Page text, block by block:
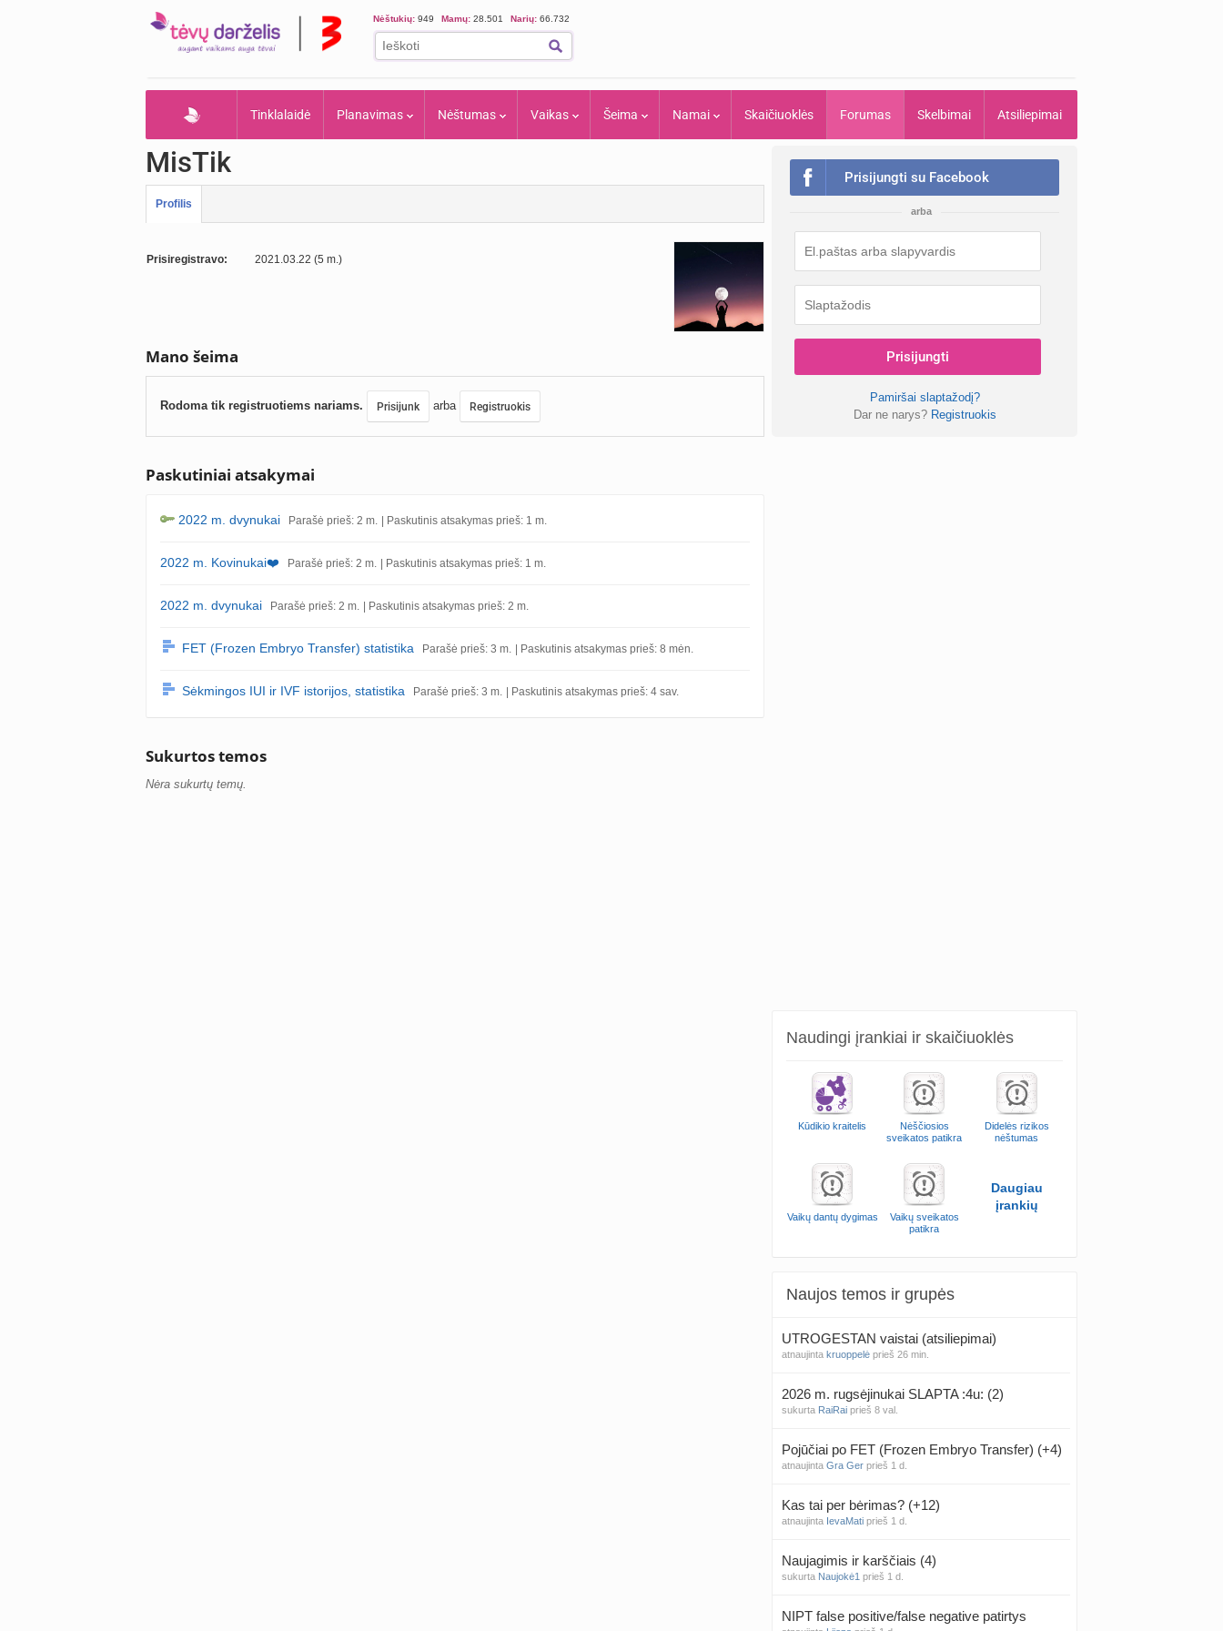
Nėštukių: 949 Mamų: 28.501 Narių: 66.732
Tinklalaidė Planavimas Nėštumas Vaikas Šeima Namai Skaičiuoklės Forumas Skelbimai Atsiliepimai
MisTik
Profilis
Prisiregistravo: 2021.03.22 (5 m.)
Mano šeima
Rodoma tik registruotiems nariams. Prisijunk arba Registruokis
Paskutiniai atsakymai
2022 m. dvynukai Parašė prieš: 2 m. | Paskutinis atsakymas prieš: 1 m.
2022 m. Kovinukai❤️ Parašė prieš: 2 m. | Paskutinis atsakymas prieš: 1 m.
2022 m. dvynukai Parašė prieš: 2 m. | Paskutinis atsakymas prieš: 2 m.
FET (Frozen Embryo Transfer) statistika Parašė prieš: 3 m. | Paskutinis atsakymas prieš: 8 mėn.
Sėkmingos IUI ir IVF istorijos, statistika Parašė prieš: 3 m. | Paskutinis atsakymas prieš: 4 sav.
Sukurtos temos
Nėra sukurtų temų.
Prisijungti su Facebook
arba
Prisijungti
Pamiršai slaptažodį?
Dar ne narys? Registruokis
Naudingi įrankiai ir skaičiuoklės
Kūdikio kraitelis
Nėščiosios
sveikatos patikra
Didelės rizikos
nėštumas
Vaikų dantų dygimas
Vaikų sveikatos
patikra
Daugiau
įrankių
Naujos temos ir grupės
UTROGESTAN vaistai (atsiliepimai)
atnaujinta kruoppelė prieš 26 min.
2026 m. rugsėjinukai SLAPTA :4u: (2)
sukurta RaiRai prieš 8 val.
Pojūčiai po FET (Frozen Embryo Transfer) (+4)
atnaujinta Gra Ger prieš 1 d.
Kas tai per bėrimas? (+12)
atnaujinta IevaMati prieš 1 d.
Naujagimis ir karščiais (4)
sukurta Naujokė1 prieš 1 d.
NIPT false positive/false negative patirtys